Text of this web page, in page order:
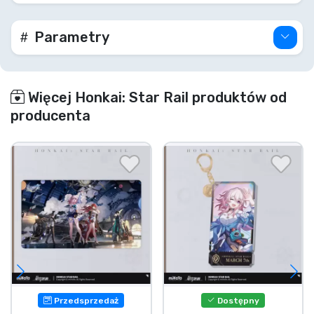
Parametry
Więcej Honkai: Star Rail produktów od
producenta
Przedsprzedaż Dostępny